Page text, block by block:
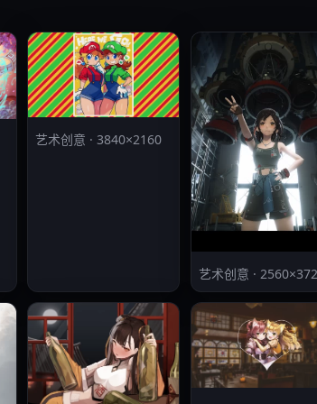
艺术创意 · 3840×2160
艺术创意 ·